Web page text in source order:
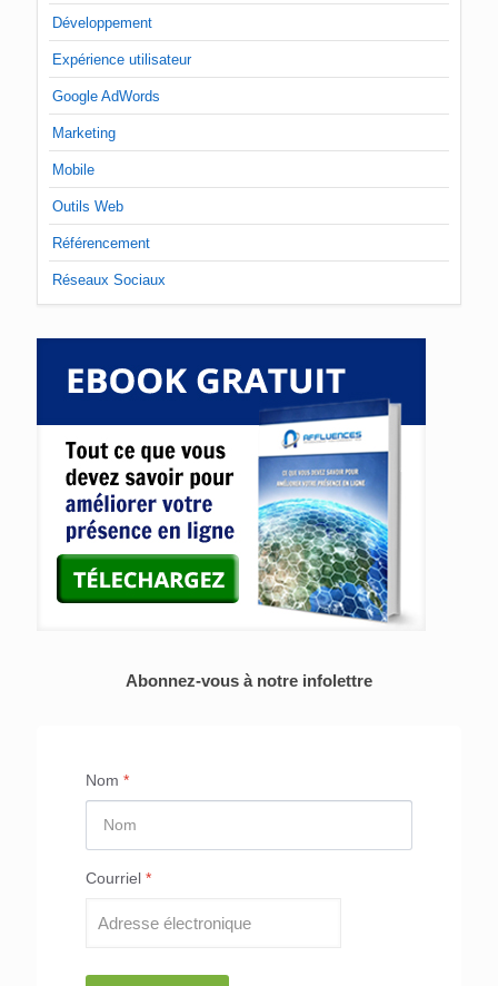
Développement
Expérience utilisateur
Google AdWords
Marketing
Mobile
Outils Web
Référencement
Réseaux Sociaux
Abonnez-vous à notre infolettre
Nom *
Courriel *